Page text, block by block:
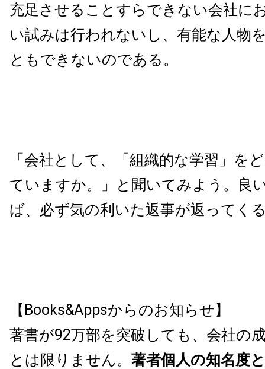
充足させることすらできない会社に
い試みは行われないし、有能な人物
ともできないのである。
「会社として、「組織的な学習」を
ていますか。」と聞いてみよう。良
ば、必ず気の利いた返事が返ってく
【Books&Appsからのお知らせ】
著書が92万部を突破しても、会社の
とは限りません。 著者個人の知名度